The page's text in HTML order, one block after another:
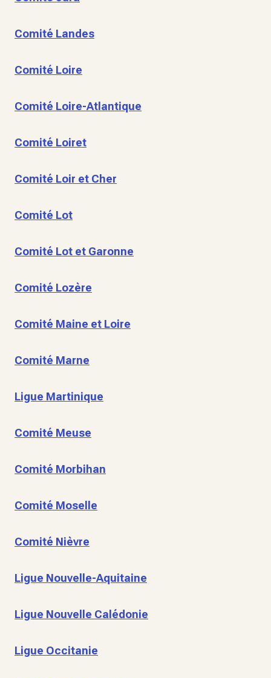
Comité Landes
Comité Loire
Comité Loire-Atlantique
Comité Loiret
Comité Loir et Cher
Comité Lot
Comité Lot et Garonne
Comité Lozère
Comité Maine et Loire
Comité Marne
Ligue Martinique
Comité Meuse
Comité Morbihan
Comité Moselle
Comité Nièvre
Ligue Nouvelle-Aquitaine
Ligue Nouvelle Calédonie
Ligue Occitanie